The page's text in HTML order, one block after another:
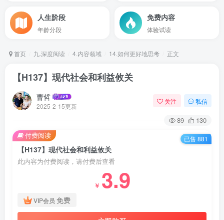
人生阶段
年龄分段
免费内容
体验试读
首页 九.深度阅读 4.内容领域 14.如何更好地思考 正文
【H137】现代社会和利益攸关
曹哲
2025-2-15更新
关注 私信
89 130
【H137】现代社会和利益攸关
此内容为付费阅读，请付费后查看
￥ 3.9
VIP会员 免费
付费阅读 已售 881